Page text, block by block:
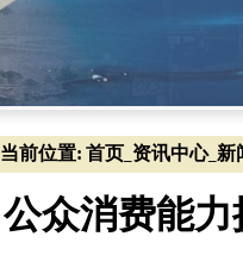
当前位置: 首页 资讯中心_ 新
公众消费能